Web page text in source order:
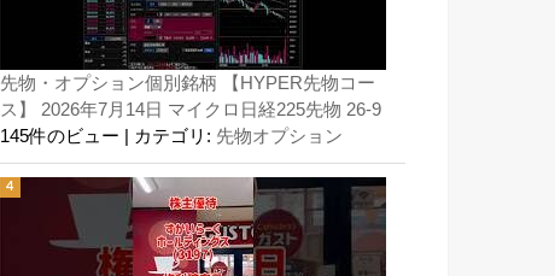
先物・オプション個別銘柄 【HYPER先物コー
ス】 2026年7月14日 マイクロ日経225先物 26-9
145件のビュー
カテゴリ: 先物オプション